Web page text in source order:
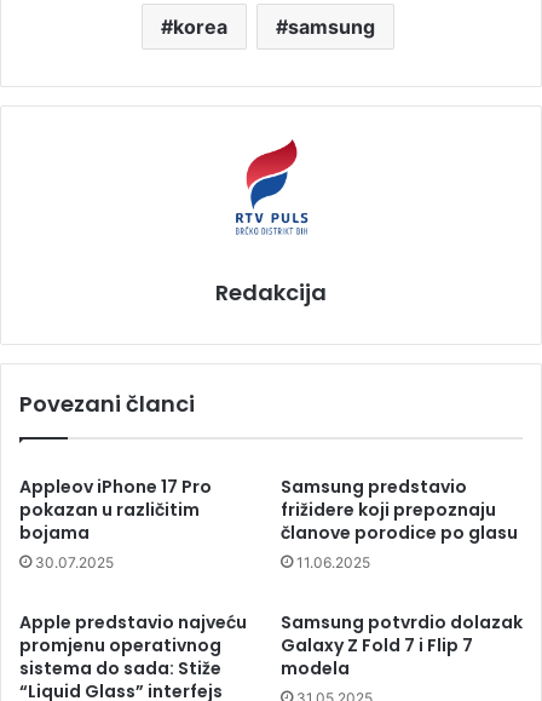
korea samsung
Redakcija
Povezani članci
Appleov iPhone 17 Pro
pokazan u različitim
bojama
30.07.2025
Samsung predstavio
frižidere koji prepoznaju
članove porodice po glasu
11.06.2025
Apple predstavio najveću
promjenu operativnog
sistema do sada: Stiže
“Liquid Glass” interfejs
Samsung potvrdio dolazak
Galaxy Z Fold 7 i Flip 7
modela